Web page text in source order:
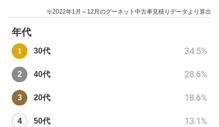
※2022年1月～12月のグーネット中古車見積りデータより算出
年代
30代 34.5%
40代 28.6%
20代 18.6%
50代 13.1%